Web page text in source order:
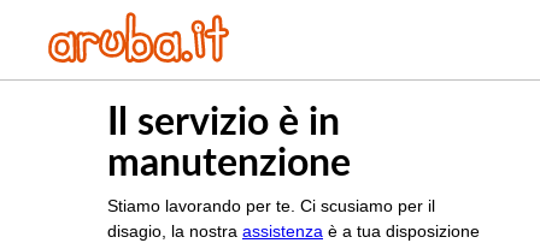
Il servizio è in
manutenzione
Stiamo lavorando per te. Ci scusiamo per il
disagio, la nostra assistenza è a tua disposizione